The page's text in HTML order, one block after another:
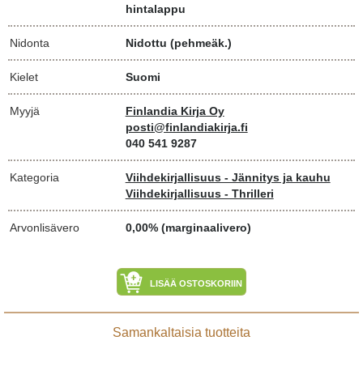
hintalappu
Nidonta Nidottu (pehmeäk.)
Kielet Suomi
Myyjä
Finlandia Kirja Oy
posti@finlandiakirja.fi
040 541 9287
Kategoria
Viihdekirjallisuus - Jännitys ja kauhu
Viihdekirjallisuus - Thrilleri
Arvonlisävero 0,00% (marginaalivero)
LISÄÄ OSTOSKORIIN
Samankaltaisia tuotteita